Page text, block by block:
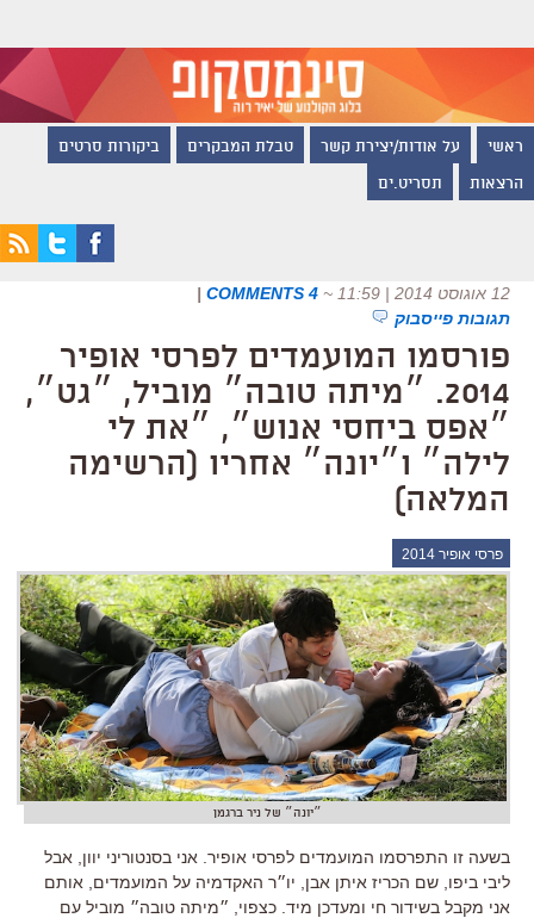
ראשי על אודות/יצירת קשר טבלת המבקרים ביקורות סרטים
הרצאות תסריט.ים
12 אוגוסט 2014 | 11:59 ~
4 COMMENTS
|
תגובות פייסבוק
פורסמו המועמדים לפרסי אופיר
2014. ״מיתה טובה״ מוביל, ״גט״,
״אפס ביחסי אנוש״, ״את לי
לילה״ ו״יונה״ אחריו (הרשימה
המלאה)
פרסי אופיר 2014
״יונה״ של ניר ברגמן
בשעה זו התפרסמו המועמדים לפרסי אופיר. אני בסנטוריני יוון, אבל
ליבי ביפו, שם הכריז איתן אבן, יו״ר האקדמיה על המועמדים, אותם
אני מקבל בשידור חי ומעדכן מיד. כצפוי, ״מיתה טובה״ מוביל עם